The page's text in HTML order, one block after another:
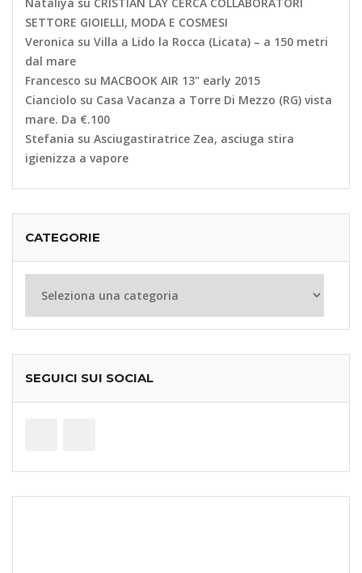
SETTORE GIOIELLI, MODA E COSMESI
Veronica su Villa a Lido la Rocca (Licata) – a 150 metri
dal mare
Francesco su MACBOOK AIR 13" early 2015
Cianciolo su Casa Vacanza a Torre Di Mezzo (RG) vista
mare. Da €.100
Stefania su Asciugastiratrice Zea, asciuga stira
igienizza a vapore
CATEGORIE
Categorie
SEGUICI SUI SOCIAL